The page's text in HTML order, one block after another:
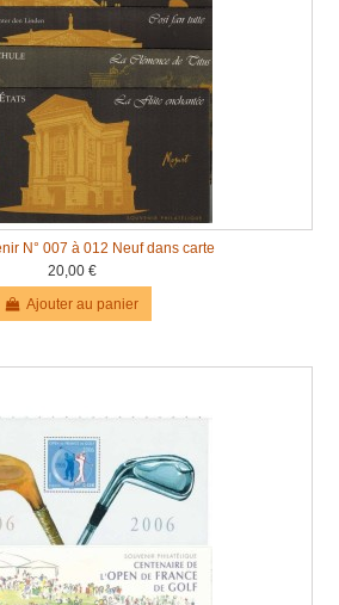
N° 007 à 012 Neuf dans carte
20,00 €
Ajouter au panier